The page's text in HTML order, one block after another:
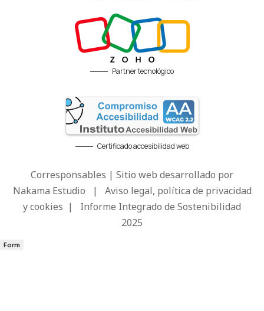
Partner tecnológico
Certificado accesibilidad web
Corresponsables | Sitio web desarrollado por
Nakama Estudio | Aviso legal, política de privacidad
y cookies | Informe Integrado de Sostenibilidad
2025
Form